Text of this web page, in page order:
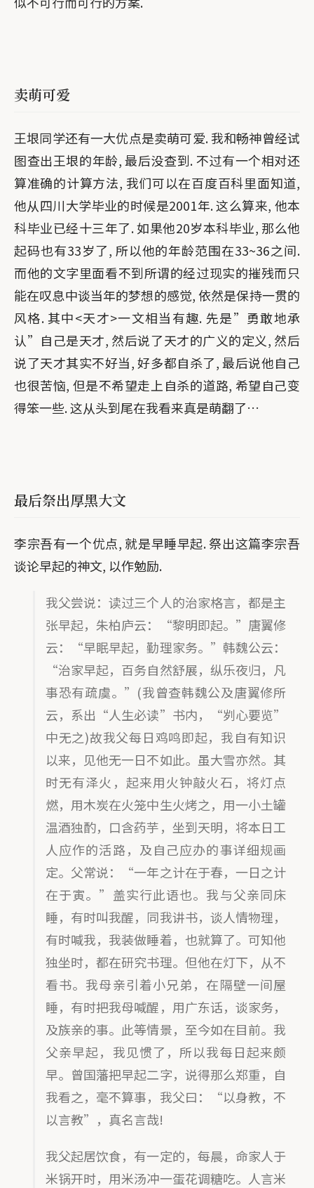
卖萌可爱
王垠同学还有一大优点是卖萌可爱. 我和畅神曾经试
图查出王垠的年龄, 最后没查到. 不过有一个相对还
算准确的计算方法, 我们可以在百度百科里面知道,
他从四川大学毕业的时候是2001年. 这么算来, 他本
科毕业已经十三年了. 如果他20岁本科毕业, 那么他
起码也有33岁了, 所以他的年龄范围在33~36之间.
而他的文字里面看不到所谓的经过现实的摧残而只
能在叹息中谈当年的梦想的感觉, 依然是保持一贯的
风格. 其中<天才>一文相当有趣. 先是”勇敢地承
认”自己是天才, 然后说了天才的广义的定义, 然后
说了天才其实不好当, 好多都自杀了, 最后说他自己
也很苦恼, 但是不希望走上自杀的道路, 希望自己变
得笨一些. 这从头到尾在我看来真是萌翻了…
最后祭出厚黑大文
李宗吾有一个优点, 就是早睡早起. 祭出这篇李宗吾
谈论早起的神文, 以作勉励.
我父尝说：读过三个人的治家格言，都是主
张早起，朱柏庐云：“黎明即起。”唐翼修
云：“早眠早起，勤理家务。”韩魏公云：
“治家早起，百务自然舒展，纵乐夜归，凡
事恐有疏虞。”(我曾查韩魏公及唐翼修所
云，系出“人生必读”书内，“刿心要览”
中无之)故我父每日鸡鸣即起，我自有知识
以来，见他无一日不如此。虽大雪亦然。其
时无有泽火，起来用火钟敲火石，将灯点
燃，用木炭在火笼中生火烤之，用一小土罐
温酒独酌，口含药芋，坐到天明，将本日工
人应作的活路，及自己应办的事详细规画
定。父常说：“一年之计在于春，一日之计
在于寅。”盖实行此语也。我与父亲同床
睡，有时叫我醒，同我讲书，谈人情物理，
有时喊我，我装做睡着，也就算了。可知他
独坐时，都在研究书理。但他在灯下，从不
看书。我母亲引着小兄弟，在隔壁一间屋
睡，有时把我母喊醒，用广东话，谈家务，
及族亲的事。此等情景，至今如在目前。我
父亲早起，我见惯了，所以我每日起来颇
早。曾国藩把早起二字，说得那么郑重，自
我看之，毫不算事，我父曰：“以身教，不
以言教”，真名言哉!
我父起居饮食，有一定的，每晨，命家人于
米锅开时，用米汤冲一蛋花调糖吃。人言米